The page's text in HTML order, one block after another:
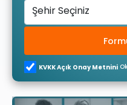
Şehir Seçiniz
KVKK Açık Onay Metnini